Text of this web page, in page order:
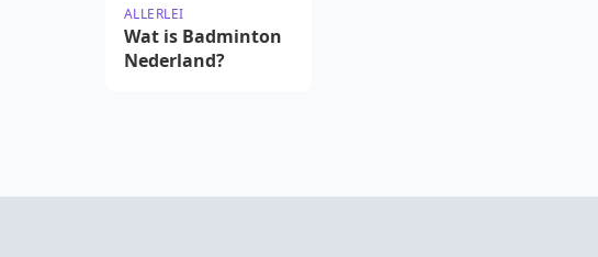
ALLERLEI
Wat is Badminton
Nederland?